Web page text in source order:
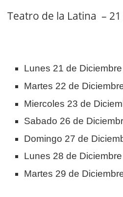
Teatro de la Latina –
Lunes 21 de
Martes 22 de
Miercoles 23 de
Sabado 26 de
Domingo 27 de
Lunes 28 de
Martes 29 de